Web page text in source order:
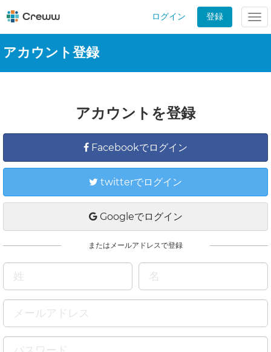
ログイン 登録
アカウント登録
アカウントを登録
Facebookでログイン
twitterでログイン
Googleでログイン
またはメールアドレスで登録